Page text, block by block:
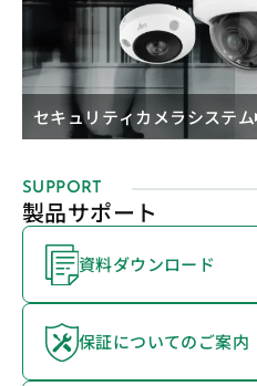
セキュリティカメラシステム
SUPPORT
製品サポート
資料ダウンロード
保証についてのご案内